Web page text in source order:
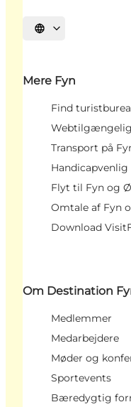
Vælg sprog
Mere Fyn
Find
Transport på
Handicapvenlig
Flyt til Fyn og
Omtale af Fyn
Download
Om Destination
Medlemmer
Medarbejdere
Møder og
Sportevents
Bæredygtig